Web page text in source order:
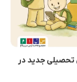
تحصیلی جدید در